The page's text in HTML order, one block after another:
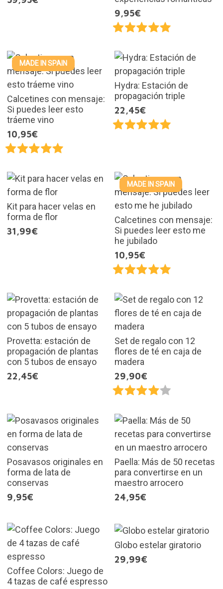
9,95€
MADE IN SPAIN
Calcetines con mensaje:
Si puedes leer esto
tráeme vino
10,95€
Hydra: Estación de
propagación triple
22,45€
Kit para hacer velas en
forma de flor
31,99€
MADE IN SPAIN
Calcetines con mensaje:
Si puedes leer esto me
he jubilado
10,95€
Provetta: estación de
propagación de plantas
con 5 tubos de ensayo
22,45€
Set de regalo con 12
flores de té en caja de
madera
29,90€
Posavasos originales en
forma de lata de
conservas
9,95€
Paella: Más de 50 recetas
para convertirse en un
maestro arrocero
24,95€
Coffee Colors: Juego de
4 tazas de café espresso
Globo estelar giratorio
29,99€